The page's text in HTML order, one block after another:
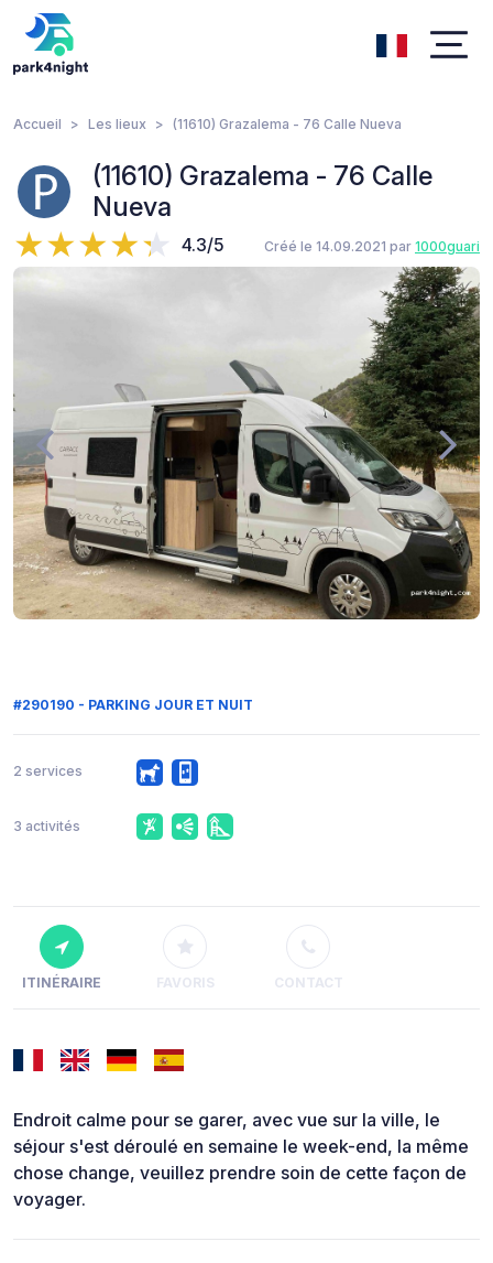
Accueil Les lieux (11610) Grazalema - 76 Calle Nueva
(11610) Grazalema - 76 Calle
Nueva
4.3/5 Créé le 14.09.2021 par 1000guari
#290190 - PARKING JOUR ET NUIT
2 services
3 activités
ITINÉRAIRE FAVORIS CONTACT
Endroit calme pour se garer, avec vue sur la ville, le
séjour s'est déroulé en semaine le week-end, la même
chose change, veuillez prendre soin de cette façon de
voyager.